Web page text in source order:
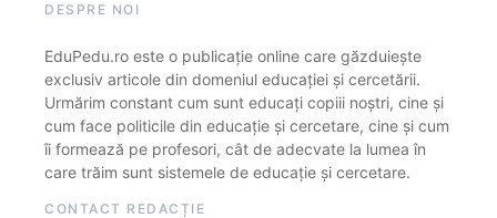
DESPRE NOI
EduPedu.ro este o publicație online care găzduiește
exclusiv articole din domeniul educației și cercetării.
Urmărim constant cum sunt educați copiii noștri, cine și
cum face politicile din educație și cercetare, cine și cum
îi formează pe profesori, cât de adecvate la lumea în
care trăim sunt sistemele de educație și cercetare.
CONTACT REDACȚIE